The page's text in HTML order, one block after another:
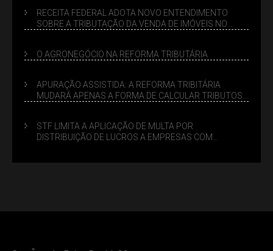
RECEITA FEDERAL ADOTA NOVO ENTENDIMENTO
SOBRE A TRIBUTAÇÃO DA VENDA DE IMÓVEIS NO
O AGRONEGÓCIO NA REFORMA TRIBUTÁRIA
APURAÇÃO ASSISTIDA: A REFORMA TRIBITÁRIA
MUDARÁ APENAS A FORMA DE CALCULAR TRIBUTOS
STF LIMITA A APLICAÇÃO DE MULTA POR
DISTRIBUIÇÃO DE LUCROS A EMPRESAS COM